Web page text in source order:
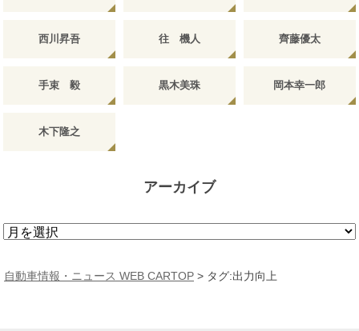
西川昇吾 往 機人 齊藤優太
手束 毅 黒木美珠 岡本幸一郎
木下隆之
アーカイブ
ア
カ
自動車情報・ニュース WEB CARTOP > タグ:出力向上